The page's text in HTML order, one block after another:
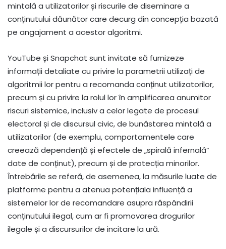
mintală a utilizatorilor și riscurile de diseminare a
conținutului dăunător care decurg din concepția bazată
pe angajament a acestor algoritmi.
YouTube și Snapchat sunt invitate să furnizeze
informații detaliate cu privire la parametrii utilizați de
algoritmii lor pentru a recomanda conținut utilizatorilor,
precum și cu privire la rolul lor în amplificarea anumitor
riscuri sistemice, inclusiv a celor legate de procesul
electoral și de discursul civic, de bunăstarea mintală a
utilizatorilor (de exemplu, comportamentele care
creează dependență și efectele de „spirală infernală”
date de conținut), precum și de protecția minorilor.
Întrebările se referă, de asemenea, la măsurile luate de
platforme pentru a atenua potențiala influență a
sistemelor lor de recomandare asupra răspândirii
conținutului ilegal, cum ar fi promovarea drogurilor
ilegale și a discursurilor de incitare la ură.